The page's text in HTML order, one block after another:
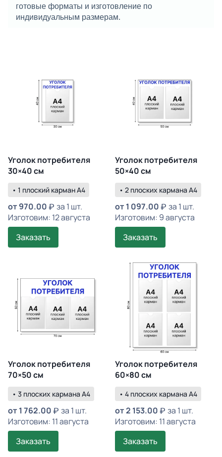
готовые форматы и изготовление по
индивидуальным размерам.
Уголок потребителя
30×40 см
• 1 плоский карман А4
от 970.00
за 1 шт.
Изготовим: 12 августа
Заказать
Уголок потребителя
50×40 см
• 2 плоских кармана А4
от 1 097.00
за 1 шт.
Изготовим: 9 августа
Заказать
Уголок потребителя
70×50 см
• 3 плоских кармана А4
от 1 762.00
за 1 шт.
Изготовим: 11 августа
Заказать
Уголок потребителя
60×80 см
• 4 плоских кармана А4
от2 153.00
за 1 шт.
Изготовим: 11 августа
Заказать